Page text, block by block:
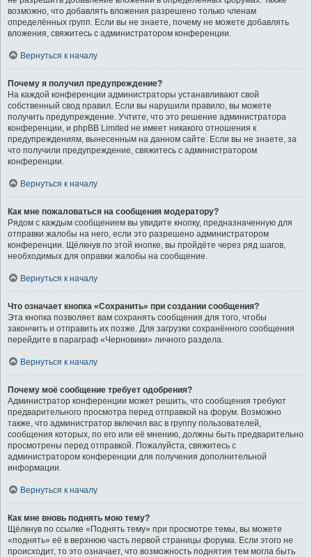
возможно, что добавлять вложения разрешено только членам
определённых групп. Если вы не знаете, почему не можете добавлять
вложения, свяжитесь с администратором конференции.
Вернуться к началу
Почему я получил предупреждение?
На каждой конференции администраторы устанавливают свой
собственный свод правил. Если вы нарушили правило, вы можете
получить предупреждение. Учтите, что это решение администратора
конференции, и phpBB Limited не имеет никакого отношения к
предупреждениям, вынесенным на данном сайте. Если вы не знаете, за
что получили предупреждение, свяжитесь с администратором
конференции.
Вернуться к началу
Как мне пожаловаться на сообщения модератору?
Рядом с каждым сообщением вы увидите кнопку, предназначенную для
отправки жалобы на него, если это разрешено администратором
конференции. Щёлкнув по этой кнопке, вы пройдёте через ряд шагов,
необходимых для оправки жалобы на сообщение.
Вернуться к началу
Что означает кнопка «Сохранить» при создании сообщения?
Эта кнопка позволяет вам сохранять сообщения для того, чтобы
закончить и отправить их позже. Для загрузки сохранённого сообщения
перейдите в параграф «Черновики» личного раздела.
Вернуться к началу
Почему моё сообщение требует одобрения?
Администратор конференции может решить, что сообщения требуют
предварительного просмотра перед отправкой на форум. Возможно
также, что администратор включил вас в группу пользователей,
сообщения которых, по его или её мнению, должны быть предварительно
просмотрены перед отправкой. Пожалуйста, свяжитесь с
администратором конференции для получения дополнительной
информации.
Вернуться к началу
Как мне вновь поднять мою тему?
Щёлкнув по ссылке «Поднять тему» при просмотре темы, вы можете
«поднять» её в верхнюю часть первой страницы форума. Если этого не
происходит, то это означает, что возможность поднятия тем могла быть